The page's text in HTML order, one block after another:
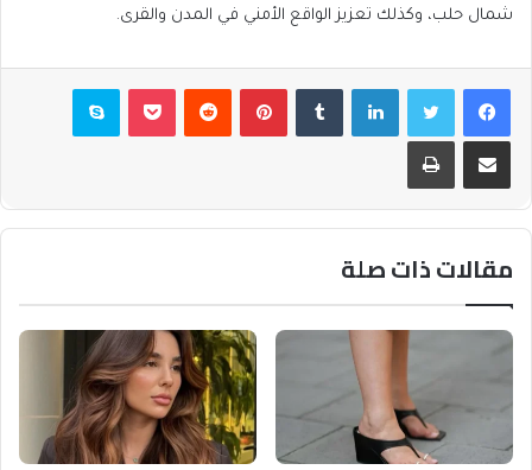
شمال حلب، وكذلك تعزيز الواقع الأمني في المدن والقرى.
فيسبوكتويتر لينكدإن بينتيريست بوكيت سكايب
مشاركة عبر البريد طباعة
مقالات ذات صلة